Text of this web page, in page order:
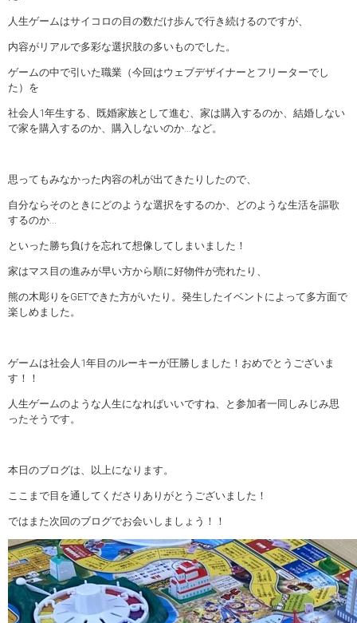
人生ゲームはサイコロの目の数だけ歩んで行き続けるのですが、
内容がリアルで多彩な選択肢の多いものでした。
ゲームの中で引いた職業（今回はウェブデザイナーとフリーターでし
た）を
社会人1年生する、既婚家族として進む、家は購入するのか、結婚しない
で家を購入するのか、購入しないのか…など。
思ってもみなかった内容の札が出てきたりしたので、
自分ならそのときにどのような選択をするのか、どのような生活を謳歌
するのか…
といった勝ち負けを忘れて想像してしまいました！
家はマス目の進みが早い方から順に好物件が売れたり、
熊の木彫りをGETできた方がいたり。発生したイベントによって多方面で
楽しめました。
ゲームは社会人1年目のルーキーが圧勝しました！おめでとうございま
す！！
人生ゲームのような人生になればいいですね、と参加者一同しみじみ思
ったそうです。
本日のブログは、以上になります。
ここまで目を通してくださりありがとうございました！
ではまた次回のブログでお会いしましょう！！